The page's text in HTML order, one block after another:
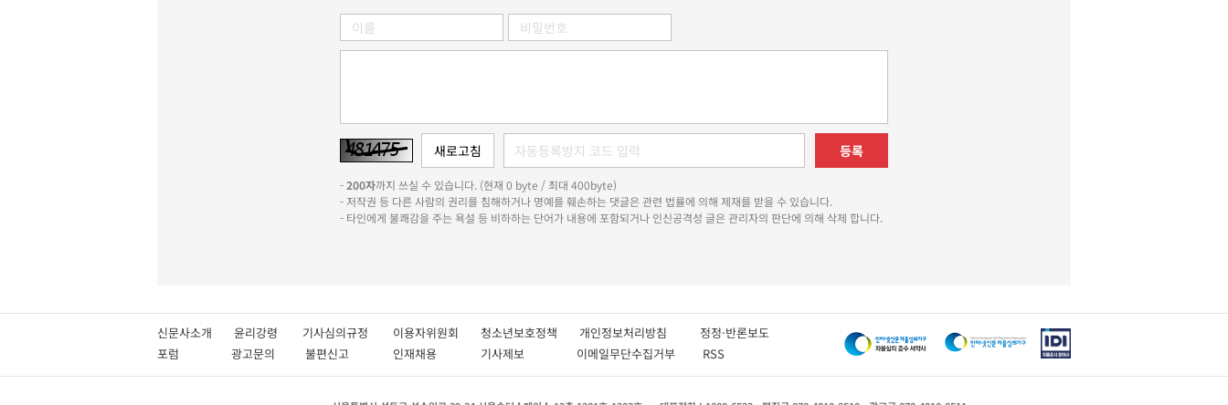
등록
-200자까지 쓰실 수 있습니다. (현재 0 byte / 최대 400byte)
- 저작권 등 다른 사람의 권리를 침해하거나 명예를 훼손하는 댓글은 관련 법률에 의해 제재를 받을 수 있습니다.
- 타인에게 불쾌감을 주는 욕설 등 비하하는 단어가 내용에 포함되거나 인신공격성 글은 관리자의 판단에 의해 삭제 합니다.
신문사소개 윤리강령 기사심의규정 이용자위원회 청소년보호정책 개인정보처리방침 정정·반론보도
포럼
광고문의 불편신고 인재채용 기사제보 이메일무단수집거부 RSS